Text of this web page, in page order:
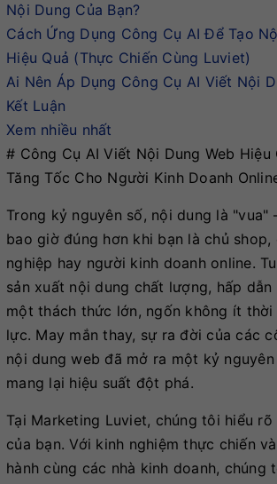
Nội Dung Của Bạn?
Cách Ứng Dụng Công Cụ AI Để Tạo
Hiệu Quả (Thực Chiến Cùng Luviet)
Ai Nên Áp Dụng Công Cụ AI Viết Nội
Kết Luận
Xem nhiều nhất
# Công Cụ AI Viết Nội Dung Web Hiệu
Tăng Tốc Cho Người Kinh Doanh
Trong kỷ nguyên số, nội dung là "vua"
bao giờ đúng hơn khi bạn là chủ shop,
nghiệp hay người kinh doanh online.
sản xuất nội dung chất lượng, hấp
một thách thức lớn, ngốn không ít thời
lực. May mắn thay, sự ra đời của các
nội dung web đã mở ra một kỷ nguyên
mang lại hiệu suất đột phá.
Tại Marketing Luviet, chúng tôi hiểu
của bạn. Với kinh nghiệm thực chiến
hành cùng các nhà kinh doanh, chúng